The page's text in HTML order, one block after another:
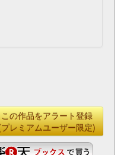
この作品をアラート登録
レミアムユーザー限定)